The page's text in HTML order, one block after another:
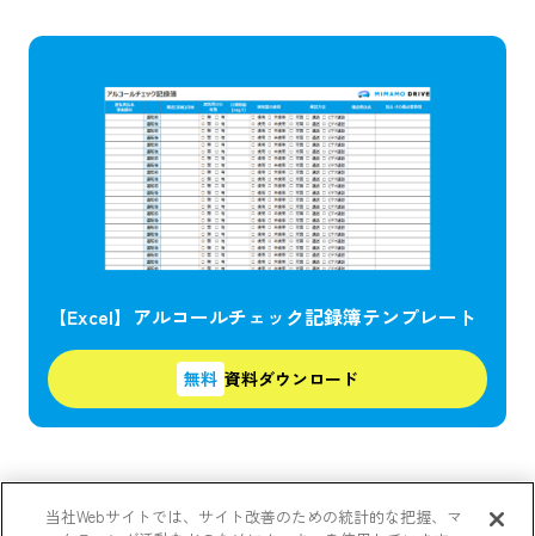
【Excel】アルコールチェック記録簿テンプレート
無料 資料ダウンロード
当社Webサイトでは、サイト改善のための統計的な把握、マ